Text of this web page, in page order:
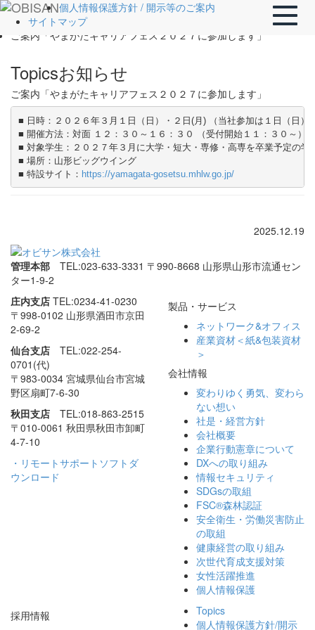
Toggle
個人情報保護方針 / 開示等のご案内
サイトマップ
ホーム
Topics
ご案内「やまがたキャリアフェス２０２７に参加します」
Topicsお知らせ
ご案内「やまがたキャリアフェス２０２７に参加します」
■ 場所：山形ビッグウイング
■ 特設サイト： https://yamagata-gosetsu.mhlw.go.jp/
2025.12.19
管理本部 TEL:023-633-3331 〒990-8668 山形県山形市流通セン
ター1-9-2
庄内支店 TEL:0234-41-0230
〒998-0102 山形県酒田市京田
2-69-2
仙台支店 TEL:022-254-
0701(代)
〒983-0034 宮城県仙台市宮城
野区扇町7-6-30
秋田支店 TEL:018-863-2515
〒010-0061 秋田県秋田市卸町
4-7-10
・リモートサポートソフトダ
ウンロード
製品・サービス
ネットワーク&オフィス
産業資材＜紙&包装資材
＞
会社情報
変わりゆく勇気、 変わら
ない想い
社是・経営方針
会社概要
企業行動憲章について
DXへの取り組み
情報セキュリティ
SDGsの取組
FSC®森林認証
安全衛生・労働災害防止
の取組
健康経営の取り組み
次世代育成支援対策
女性活躍推進
個人情報保護
採用情報
Topics
個人情報保護方針/開示